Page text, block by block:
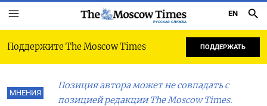
РУССКАЯ СЛУЖБА
EN
Поддержите The Moscow Times ПОДДЕРЖАТЬ
МНЕНИЯ
Позиция автора может не совпадать с
позицией редакции The Moscow Times.